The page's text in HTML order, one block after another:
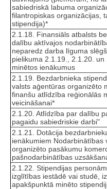
sabiedriskā labuma
filantropiskas organizācijas,
stipendija)*
2.1.18. Finansiāls atbalsts
dalību aktīvajos
neparedz darba līguma
pielikuma 2.1.19., 2.1.20.
minētos ienākumus
2.1.19. Bezdarbnieka
valsts aģentūras organizēto
finanšu atlīdzība reģionālās
veicināšanai*
2.1.20. Atlīdzība par dalību
pagaidu sabiedriskie darbi"
2.1.21. Dotācija
ienākumiem Nodarbinātības
organizēto pasākumu
pašnodarbinātības
2.1.22. Stipendijas
izglītības iestādē vai studē,
apakšpunktā minēto